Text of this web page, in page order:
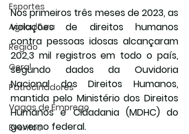
Esportes
Agricultura
Região
Geral
Patrocinadores
Vagas de Emprego
Eventos
Nos primeiros três meses de 2023, as
violações de direitos humanos
contra pessoas idosas alcançaram
202,3 mil registros em todo o país,
segundo dados da Ouvidoria
Nacional dos Direitos Humanos,
mantida pelo Ministério dos Direitos
Humanos e Cidadania (MDHC) do
governo federal.